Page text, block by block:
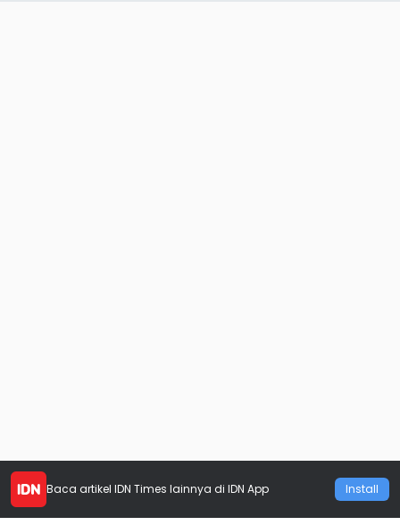
Baca artikel IDN Times lainnya di IDN App Install